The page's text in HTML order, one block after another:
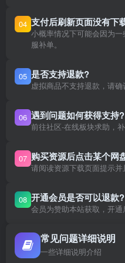
04 支付后刷新页面没有下
小概率情况下可能会因为
服补单。
05 是否支持退款?
虚拟商品不支持退款，请确
06 遇到问题如何获得支持?
前往社区-在线板块求助，
07 购买资源后点击某个网
请阅读资源下载页面提示并
08 开通会员是否可以退款?
会员为赞助本站获取，开通
常见问题详细说明
一些详细说明介绍